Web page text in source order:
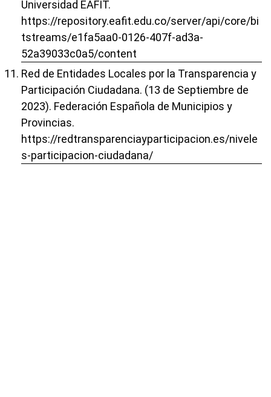
Universidad EAFIT.
https://repository.eafit.edu.co/server/api/core/bi
tstreams/e1fa5aa0-0126-407f-ad3a-
52a39033c0a5/content
Red de Entidades Locales por la Transparencia y
Participación Ciudadana. (13 de Septiembre de
2023). Federación Española de Municipios y
Provincias.
https://redtransparenciayparticipacion.es/nivele
s-participacion-ciudadana/